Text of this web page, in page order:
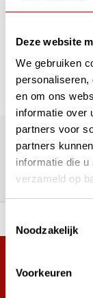
Deze website
We gebruiken
en om ons
informatie over
partners voor
partners
informatie die
verzameld op
Noodzakelijk
Voorkeuren
Über 180.000
Shops,
Kunden
Mehr als